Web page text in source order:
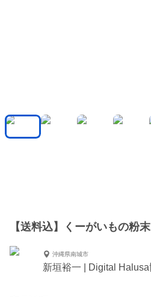
【送料込】くーがいもの粉
沖縄県南城市
新垣裕一 | Digital